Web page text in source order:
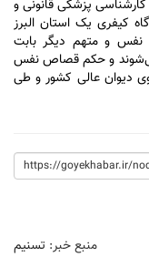
کارشناسی پزشکی قانونی و
کیفری یک استان البرز
و متهم دیگر بابت
حبس محکوم می‌شوند و حکم قصاص نفس
دیوان عالی کشور و طی
منبع خبر: تسنیم